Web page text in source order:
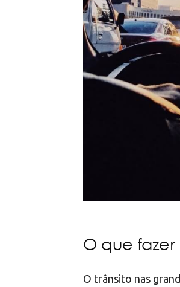
O que
O trânsito nas